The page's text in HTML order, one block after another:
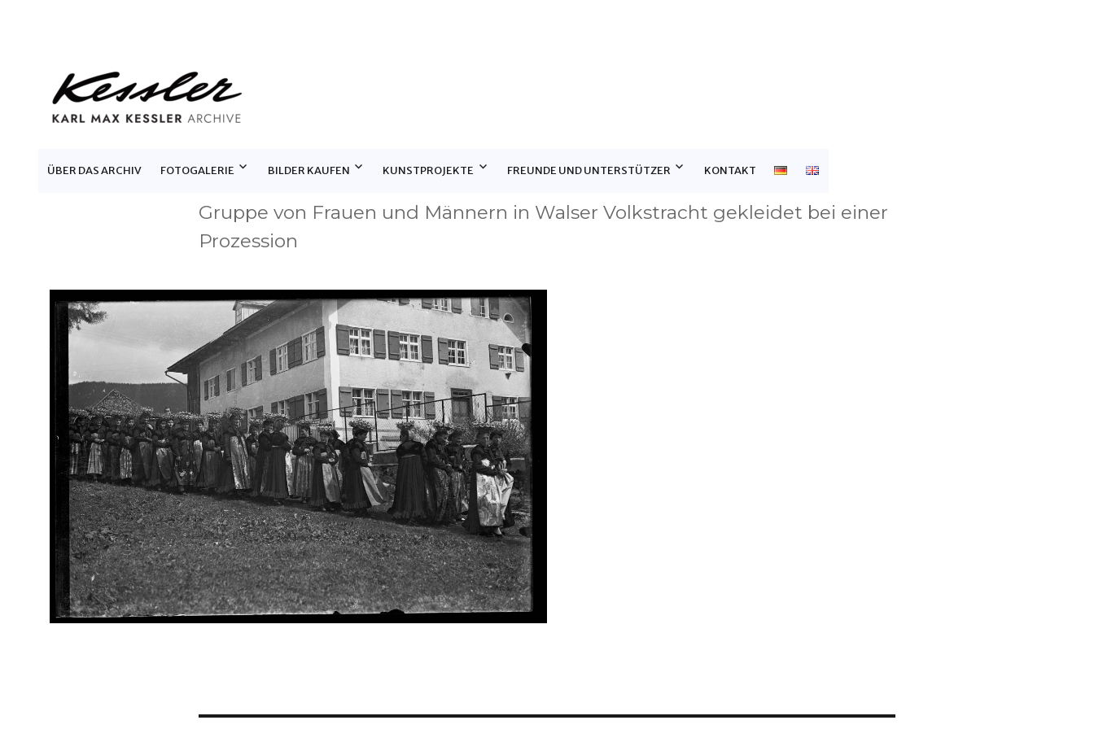
KARL MAX KESSLER ARCHIVE
ÜBER DAS ARCHIV FOTOGALERIE BILDER KAUFEN KUNSTPROJEKTE FREUNDE UND UNTERSTÜTZER KONTAKT
Gruppe von Frauen und Männern in Walser Volkstracht gekleidet bei einer
Prozession